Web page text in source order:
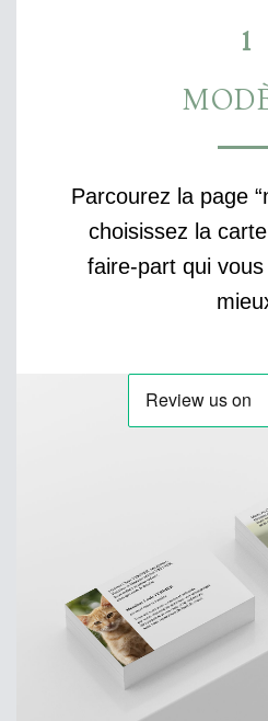
1
Parcourez la page
choisissez la
faire-part qui